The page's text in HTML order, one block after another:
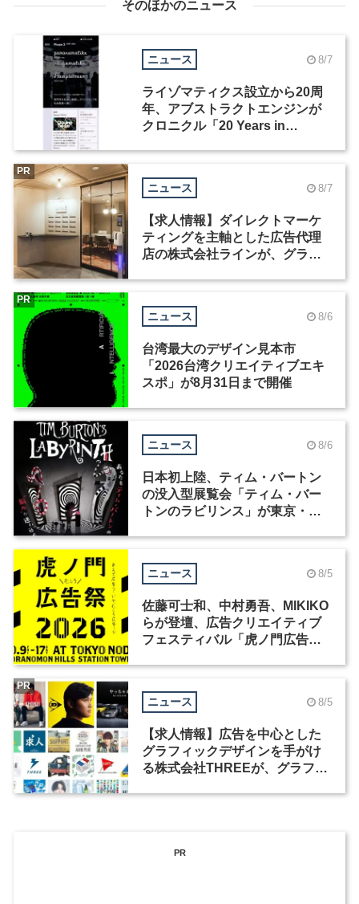
そのほかのニュース
ニュース 8/7
ライゾマティクス設立から20周
年、アブストラクトエンジンが
クロニクル「20 Years in
ニュース 8/7
【求人情報】ダイレクトマーケ
ティングを主軸とした広告代理
店の株式会社ラインが、グラフ
PR
ニュース 8/6
台湾最大のデザイン見本市
「2026台湾クリエイティブエキ
スポ」が8月31日まで開催
PR
ニュース 8/6
日本初上陸、ティム・バートン
の没入型展覧会「ティム・バー
トンのラビリンス」が東京・豊
ニュース 8/5
佐藤可士和、中村勇吾、MIKIKO
らが登壇、広告クリエイティブ
フェスティバル「虎ノ門広告
ニュース 8/5
【求人情報】広告を中心とした
グラフィックデザインを手がけ
る株式会社THREEが、グラフィ
PR
PR